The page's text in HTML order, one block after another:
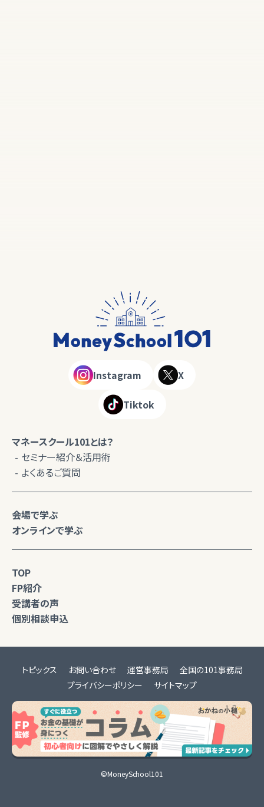
Instagram X
Tiktok
マネースクール101とは？
セミナー紹介＆活用術
よくあるご質問
会場で学ぶ
オンラインで学ぶ
TOP
FP紹介
受講者の声
個別相談申込
トピックス お問い合わせ 運営事務局
全国の101事務局
プライバシーポリシー
サイトマップ
©MoneySchool101